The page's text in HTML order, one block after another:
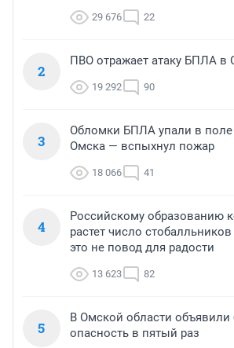
29 676 22
2
ПВО отражает атаку БПЛА в
19 292 90
3
Обломки БПЛА упали в поле
Омска — вспыхнул пожар
18 066 41
4
Российскому образованию
растет число
это не повод для радости
13 623 82
5
В Омской области объявили
опасность в пятый раз